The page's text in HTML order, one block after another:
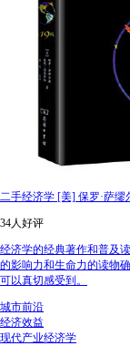
二手经济学 [美] 保罗·萨缪
34人好评
经济学的经典著作和普及
的影响力和生命力的读物
可以真切感受到。
城市前沿
经济效益
现代产业经济学